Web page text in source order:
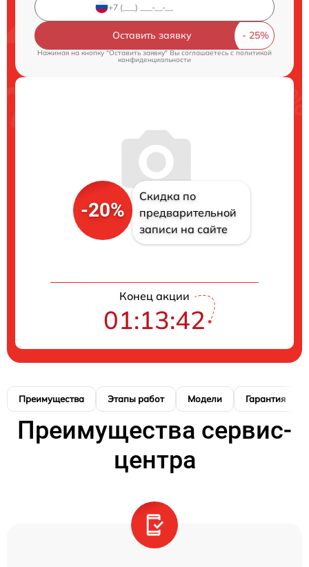
Оставить заявку
Нажимая на кнопку "Оставить заявку" Вы соглашаетесь c политикой
конфиденциальности
-20%
Скидка по
предварительной
записи на сайте
Конец акции
01:13:41
Преимущества Этапы работ Модели Гарантия
Преимущества сервис-
центра